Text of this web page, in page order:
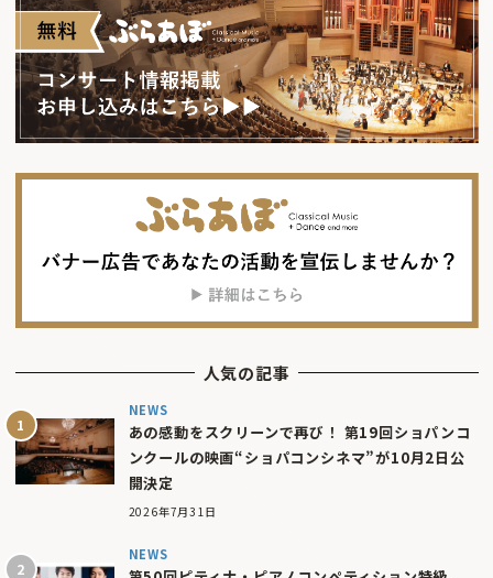
人気の記事
NEWS
あの感動をスクリーンで再び！ 第19回ショパンコ
ンクールの映画“ショパコンシネマ”が10月2日公
開決定
2026年7月31日
NEWS